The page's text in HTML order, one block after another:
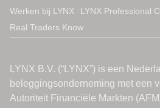
Werken bij LYNX
LYNX Professional
Real Traders Know